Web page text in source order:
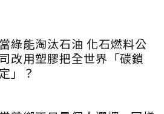
當綠能淘汰石油 化石燃料公
司改用塑膠把全世界「碳鎖
定」？